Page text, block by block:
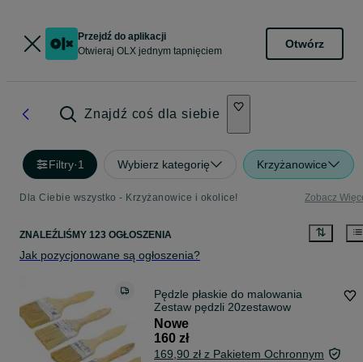
Przejdź do aplikacji
Otwieraj OLX jednym tapnięciem
Otwórz
Znajdź coś dla siebie
Filtry·1 Wybierz kategorię Krzyżanowice
Dla Ciebie wszystko - Krzyżanowice i okolice! Zobacz
ZNALEŹLIŚMY 123 OGŁOSZENIA
Jak pozycjonowane są ogłoszenia?
Pędzle płaskie do malowania
Zestaw pędzli 20zestawow
Nowe
160 zł
169,90 zł z Pakietem Ochronnym